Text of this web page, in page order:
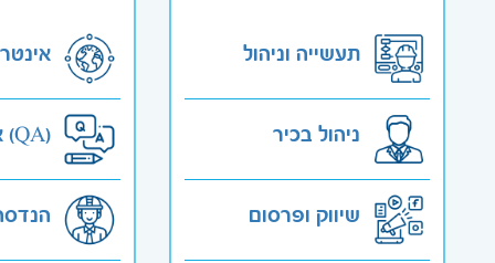
תעשייה וניהול
ניהול בכיר
שיווק ופרסום
אבטחת איכות (QA)